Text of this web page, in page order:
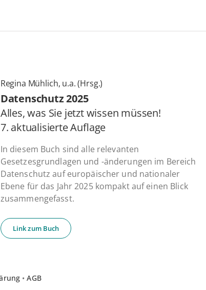
Regina Mühlich, u.a. (Hrsg.)
Daten­schutz 2025
Alles, was Sie jetzt wissen müssen!
7. ak­tua­li­sier­te Auflage
In diesem Buch sind alle relevanten
Gesetzesgrundlagen und -änderungen im Bereich
Datenschutz auf europäischer und nationaler
Ebene für das Jahr 2025 kompakt auf einen Blick
zusammengefasst.
Link zum Buch
•AGB